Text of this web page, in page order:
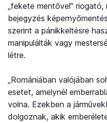
„fekete mentővel”
bejegyzés
szerint a pánikkeltésre
manipulálták vagy
létre.
„Romániában valójában
esetet, amelynél
volna. Ezekben a
dolgoznak, akik